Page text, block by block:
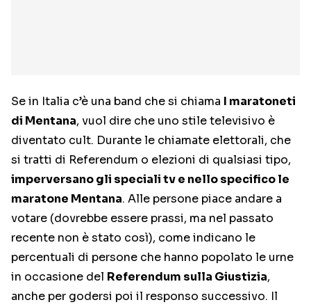
Se in Italia c’è una band che si chiama I maratoneti
di Mentana, vuol dire che uno stile televisivo è
diventato cult. Durante le chiamate elettorali, che
si tratti di Referendum o elezioni di qualsiasi tipo,
imperversano gli speciali tv e nello specifico le
maratone Mentana. Alle persone piace andare a
votare (dovrebbe essere prassi, ma nel passato
recente non è stato così), come indicano le
percentuali di persone che hanno popolato le urne
in occasione del Referendum sulla Giustizia,
anche per godersi poi il responso successivo. Il